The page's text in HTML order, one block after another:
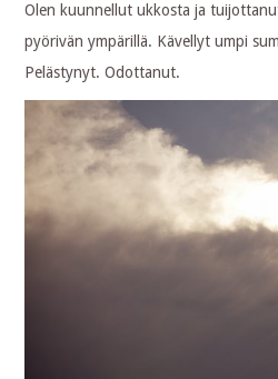
Olen kuunnellut ukkosta ja
pyörivän ympärillä. Kävellyt umpi
Pelästynyt. Odottanut.